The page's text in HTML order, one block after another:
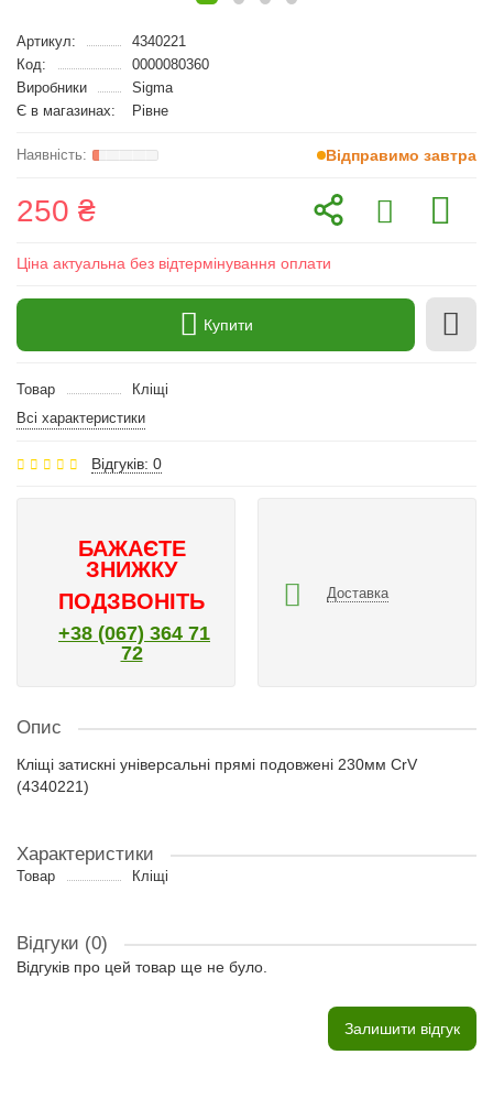
Артикул:
4340221
Код:
0000080360
Виробники
Sigma
Є в магазинах:
Рівне
Відправимо завтра
250 ₴
Ціна актуальна без відтермінування оплати
Купити
Товар
Кліщі
Всі характеристики
Відгуків: 0
БАЖАЄТЕ
ЗНИЖКУ
ПОДЗВОНІТЬ
+38 (067) 364 71
72
Доставка
Опис
Кліщі затискні універсальні прямі подовжені 230мм CrV
(4340221)
Характеристики
Товар Кліщі
Відгуки (0)
Відгуків про цей товар ще не було.
Залишити відгук